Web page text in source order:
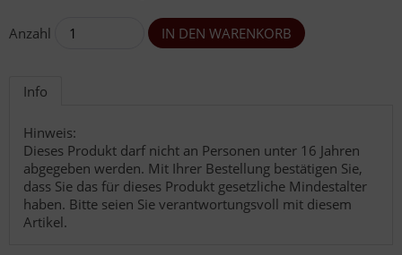
Anzahl
Info
Hinweis:
Dieses Produkt darf nicht an Personen unter 16 Jahren
abgegeben werden. Mit Ihrer Bestellung bestätigen Sie,
dass Sie das für dieses Produkt gesetzliche Mindestalter
haben. Bitte seien Sie verantwortungsvoll mit diesem
Artikel.